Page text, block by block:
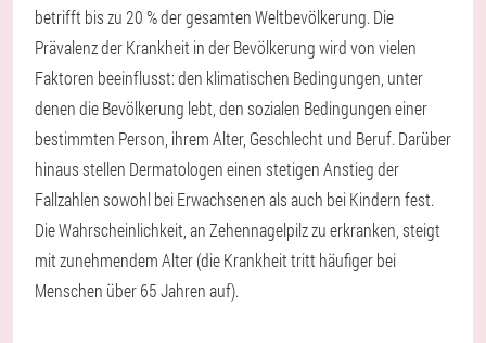
betrifft bis zu 20 % der gesamten Weltbevölkerung. Die
Prävalenz der Krankheit in der Bevölkerung wird von vielen
Faktoren beeinflusst: den klimatischen Bedingungen, unter
denen die Bevölkerung lebt, den sozialen Bedingungen einer
bestimmten Person, ihrem Alter, Geschlecht und Beruf. Darüber
hinaus stellen Dermatologen einen stetigen Anstieg der
Fallzahlen sowohl bei Erwachsenen als auch bei Kindern fest.
Die Wahrscheinlichkeit, an Zehennagelpilz zu erkranken, steigt
mit zunehmendem Alter (die Krankheit tritt häufiger bei
Menschen über 65 Jahren auf).